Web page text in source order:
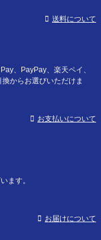
送料について
、PayPay、楽天ペイ、
からお選びいただけま
お支払いについて
ます。
お届けについて